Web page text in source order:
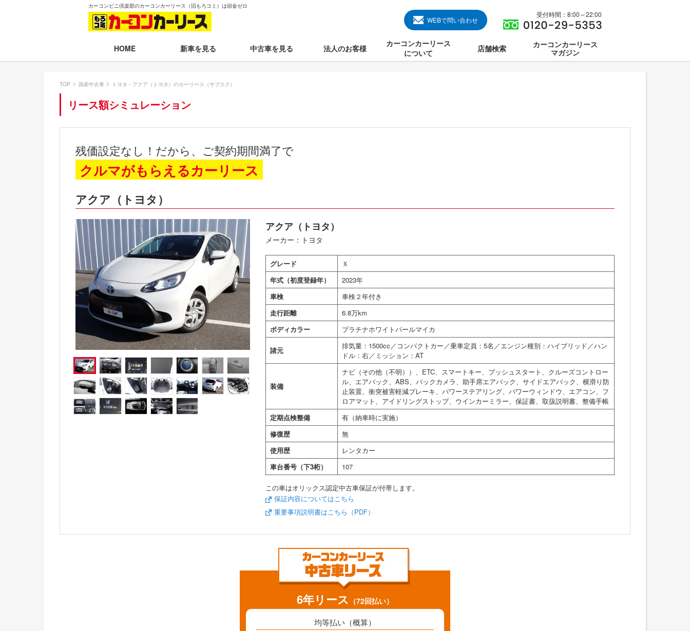
カーコンビニ倶楽部のカーコンカーリース（旧もろコミ）は頭金ゼロ
WEBで問い合わせ
受付時間：8:00～22:00
HOME 新車を見る
月々50,001円以上のクルマを見る
新車一覧から選ぶ
残価設定プラン
電気自動車（EV）
福祉車両
ミニカー
中古車を見る 法人のお客様
カーコンカーリース
について
店舗検索
カーコンカーリース
マガジン
TOP 国産中古車 トヨタ・アクア（トヨタ）のカーリース（サブスク）
リース額シミュレーション
残価設定なし！だから、ご契約期間満了で
クルマがもらえるカーリース
アクア（トヨタ）
アクア（トヨタ）
メーカー：トヨタ
グレード
Ｘ
年式（初度登録年）
2023年
車検
車検２年付き
走行距離
6.8万km
ボディカラー
プラチナホワイトパールマイカ
諸元
排気量：1500cc／コンパクトカー／乗車定員：5名／エンジン種別：ハイブリッド／ハン
ドル：右／ミッション：AT
装備
ナビ（その他（不明））、ETC、スマートキー、プッシュスタート、クルーズコントロー
ル、エアバック、ABS、バックカメラ、助手席エアバック、サイドエアバック、横滑り防
止装置、衝突被害軽減ブレーキ、パワーステアリング、パワーウィンドウ、エアコン、フ
ロアマット、アイドリングストップ、ウインカーミラー、保証書、取扱説明書、整備手帳
定期点検整備
有（納車時に実施）
修復歴
無
使用歴
レンタカー
車台番号（下3桁）
107
この車はオリックス認定中古車保証が付帯します。
保証内容についてはこちら
重要事項説明書はこちら（PDF）
6年リース （72回払い）
均等払い（概算）